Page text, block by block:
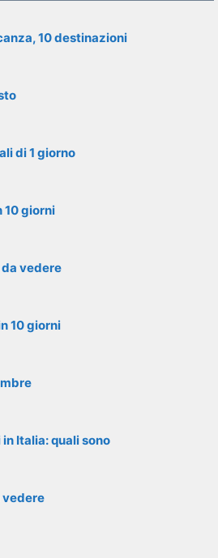
10 destinazioni
di 1 giorno
10 giorni
vedere
10 giorni
Italia: quali sono
vedere